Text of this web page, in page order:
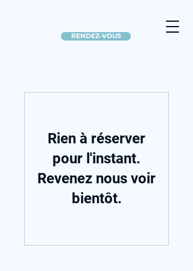
RENDEZ-VOUS
Rien à réserver
pour l'instant.
Revenez nous voir
bientôt.